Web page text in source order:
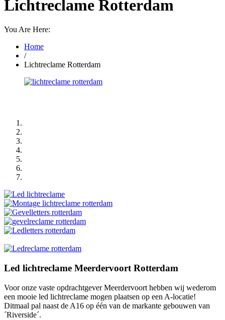
Lichtreclame Rotterdam
You Are Here:
Home
/
Lichtreclame Rotterdam
Led lichtreclame Meerdervoort Rotterdam
Voor onze vaste opdrachtgever Meerdervoort hebben wij wederom
een mooie led lichtreclame mogen plaatsen op een A-locatie!
Ditmaal pal naast de A16 op één van de markante gebouwen van
´Riverside´.